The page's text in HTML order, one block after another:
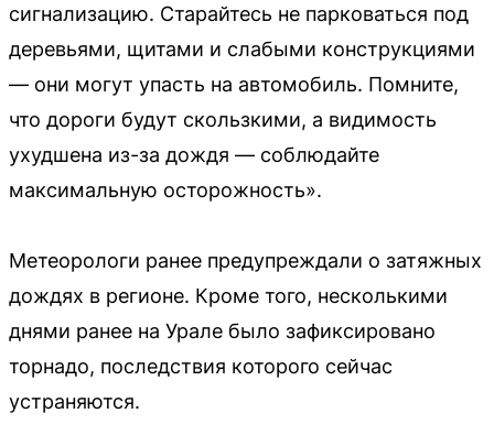
сигнализацию. Старайтесь не парковаться под
деревьями, щитами и слабыми конструкциями
— они могут упасть на автомобиль. Помните,
что дороги будут скользкими, а видимость
ухудшена из-за дождя — соблюдайте
максимальную осторожность».
Метеорологи ранее предупреждали о затяжных
дождях в регионе. Кроме того, несколькими
днями ранее на Урале было зафиксировано
торнадо, последствия которого сейчас
устраняются.